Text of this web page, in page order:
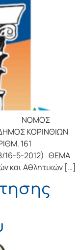
ΝΟΜΟΣ
161
16-5-2012) ΘΕΜΑ
και Αθλητικών […]